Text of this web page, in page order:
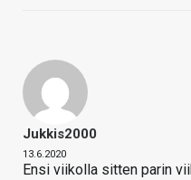
Jukkis2000
13.6.2020
Ensi viikolla sitten parin